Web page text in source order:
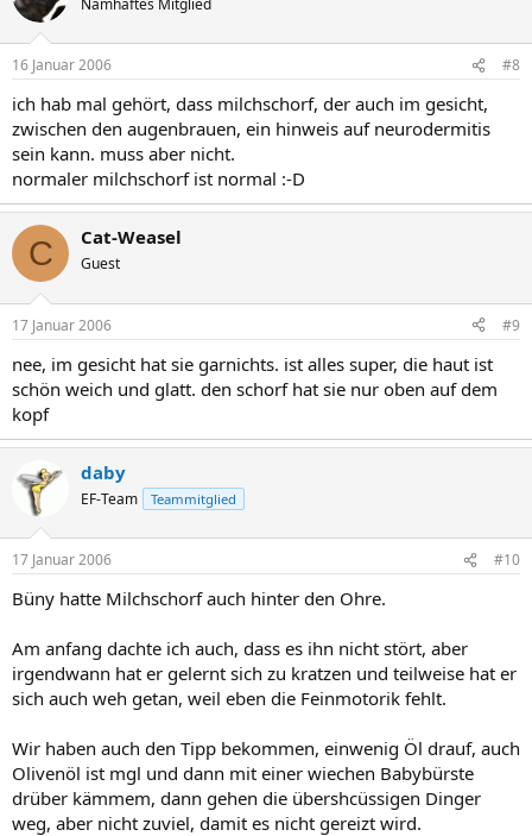
16 Januar 2006 #8
ich hab mal gehört, dass milchschorf, der auch im gesicht,
zwischen den augenbrauen, ein hinweis auf neurodermitis
sein kann. muss aber nicht.
normaler milchschorf ist normal :-D
C Cat-Weasel
Guest
17 Januar 2006 #9
nee, im gesicht hat sie garnichts. ist alles super, die haut ist
schön weich und glatt. den schorf hat sie nur oben auf dem
kopf
daby
EF-Team Teammitglied
17 Januar 2006 #10
Büny hatte Milchschorf auch hinter den Ohre.
Am anfang dachte ich auch, dass es ihn nicht stört, aber
irgendwann hat er gelernt sich zu kratzen und teilweise hat er
sich auch weh getan, weil eben die Feinmotorik fehlt.
Wir haben auch den Tipp bekommen, einwenig Öl drauf, auch
Olivenöl ist mgl und dann mit einer wiechen Babybürste
drüber kämmem, dann gehen die übershcüssigen Dinger
weg, aber nicht zuviel, damit es nicht gereizt wird.